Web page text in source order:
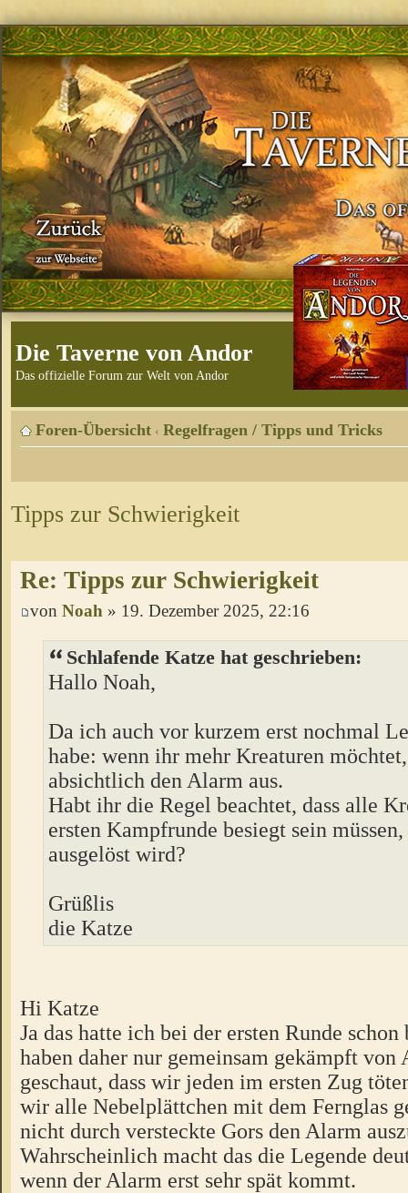
Die Taverne von Andor
Das offizielle Forum zur Welt von Andor
Foren-Übersicht ‹ Regelfragen / Tipps und Tricks
Tipps zur Schwierigkeit
Re: Tipps zur Schwierigkeit
von Noah » 19. Dezember 2025, 22:16
Schlafende Katze hat geschrieben:
Hallo Noah,
Da ich auch vor kurzem erst nochmal
habe: wenn ihr mehr Kreaturen
absichtlich den Alarm aus.
Habt ihr die Regel beachtet, dass alle
ersten Kampfrunde besiegt sein
ausgelöst wird?
Grüßlis
die Katze
Hi Katze
Ja das hatte ich bei der ersten Runde
haben daher nur gemeinsam gekämpft von
geschaut, dass wir jeden im ersten Zug
wir alle Nebelplättchen mit dem Fernglas
nicht durch versteckte Gors den Alarm
Wahrscheinlich macht das die Legende
wenn der Alarm erst sehr spät kommt.